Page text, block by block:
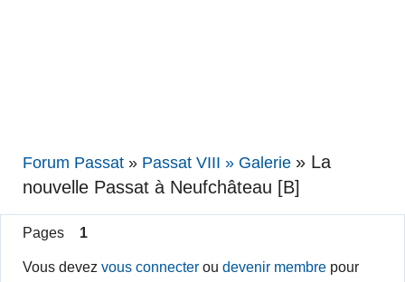
Forum Passat » Passat VIII » Galerie » La
nouvelle Passat à Neufchâteau [B]
Pages 1
Vous devezvous connecter oudevenir membre pour